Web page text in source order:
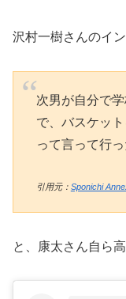
沢村一樹さんのイ
次男が自分で
で、バスケッ
って言って行っ
引用元： Sponichi
と、康太さん自ら